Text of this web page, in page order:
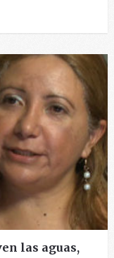
las aguas,